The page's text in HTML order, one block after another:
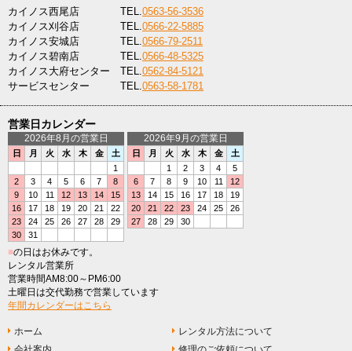
カイノス西尾店 TEL.0563-56-3536
カイノス刈谷店
TEL.0566-22-5885
カイノス安城店
TEL.0566-79-2511
カイノス碧南店
TEL.0566-48-5325
カイノス大府センター
TEL.0562-84-5121
サービスセンター
TEL.0563-58-1781
営業日カレンダー
2026年8月の営業日
日 月 火 水 木 金
土
1
2
3 4 5 6 7
8
9
10 11 12 13 14
15
16
17 18 19 20 21
22
23
24 25 26 27 28
29
30
31
2026年9月の営業日
日 月 火 水 木 金
土
1
2 3 4
5
6
7 8 9 10 11
12
13
14 15 16 17 18
19
20
21 22 23 24 25
26
27
28 29 30
■の日はお休みです。
レンタル営業所
営業時間AM8:00～PM6:00
土曜日は交代勤務で営業しています
年間カレンダーはこちら
ホーム
レンタル方法について